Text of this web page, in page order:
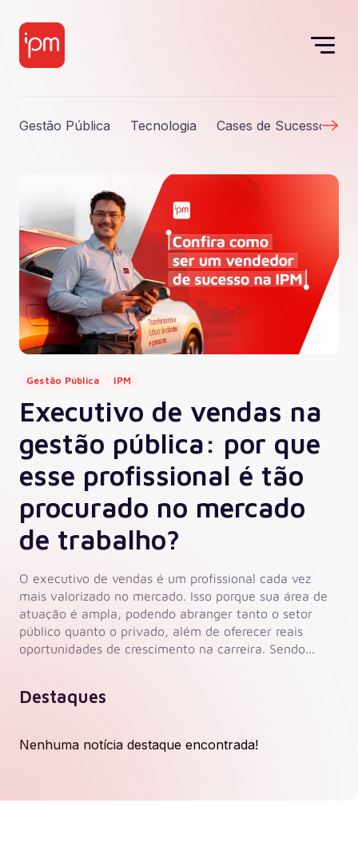
Gestão Pública Tecnologia Cases de Sucesso
Gestão Pública IPM
Executivo de vendas na
gestão pública: por que
esse profissional é tão
procurado no mercado
de trabalho?
O executivo de vendas é um profissional cada vez
mais valorizado no mercado. Isso porque sua área de
atuação é ampla, podendo abranger tanto o setor
público quanto o privado, além de oferecer reais
oportunidades de crescimento na carreira. Sendo...
Destaques
Nenhuma notícia destaque encontrada!